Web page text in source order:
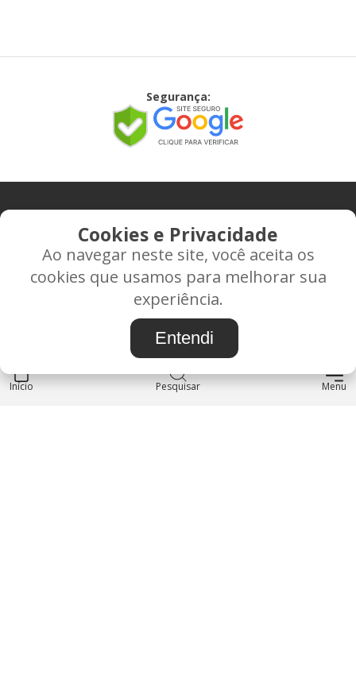
Início Pesquisar Menu
Segurança:
CONTATO
Rua Alice Frateano Figueiredo, 11-44 - Vila Triagem -
BAURU/SP - CEP: 17.030-038
CNPJ: 37.022.538/0001-07
INSTITUCIONAL
Cookies e Privacidade
Ao navegar neste site, você aceita os
cookies que usamos para melhorar sua
experiência.
Entendi